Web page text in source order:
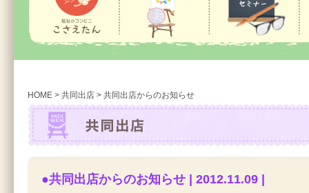
福祉のコンビニ 共同出店 研究会・セミナー
HOME > 共同出店 > 共同出店からのお知らせ
●共同出店からのお知らせ | 2012.11.09 |